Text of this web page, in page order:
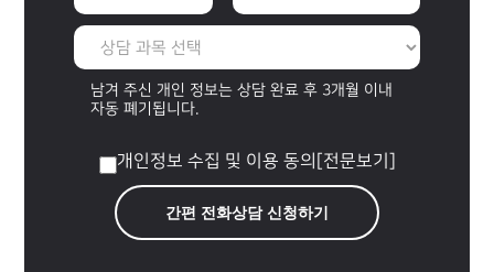
남겨 주신 개인 정보는 상담 완료 후 3개월 이내
자동 폐기됩니다.
개인정보 수집 및 이용 동의 [전문보기]
간편 전화상담 신청하기